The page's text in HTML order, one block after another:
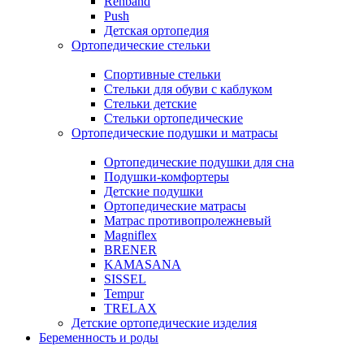
Push
Детская ортопедия
Ортопедические стельки
Спортивные стельки
Стельки для обуви с каблуком
Стельки детские
Стельки ортопедические
Ортопедические подушки и матрасы
Ортопедические подушки для сна
Подушки-комфортеры
Детские подушки
Ортопедические матрасы
Матрас противопролежневый
Magniflex
BRENER
KAMASANA
SISSEL
Tempur
TRELAX
Детские ортопедические изделия
Беременность и роды